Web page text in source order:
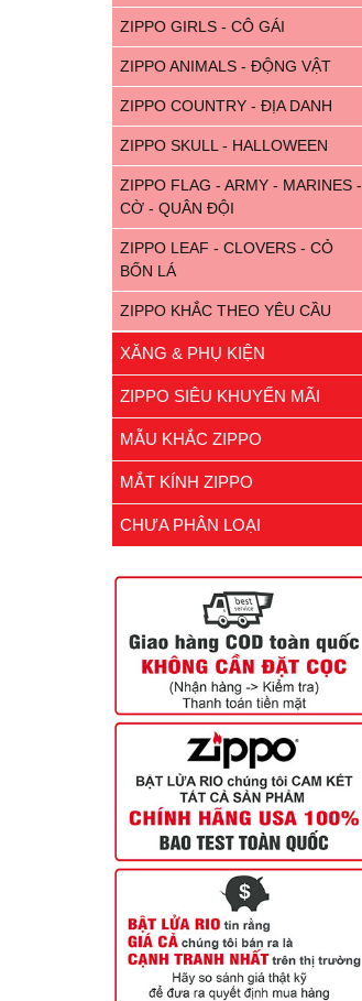
ZIPPO GIRLS - CÔ GÁI
ZIPPO ANIMALS - ĐỘNG VẬT
ZIPPO COUNTRY - ĐỊA DANH
ZIPPO SKULL - HALLOWEEN
ZIPPO FLAG - ARMY - MARINES -
CỜ - QUÂN ĐỘI
ZIPPO LEAF - CLOVERS - CỎ
BỐN LÁ
ZIPPO KHẮC THEO YÊU CẦU
XĂNG & PHỤ KIỆN
ZIPPO SIÊU KHUYẾN MÃI
MẪU KHẮC ZIPPO
MẮT KÍNH ZIPPO
CHƯA PHÂN LOẠI